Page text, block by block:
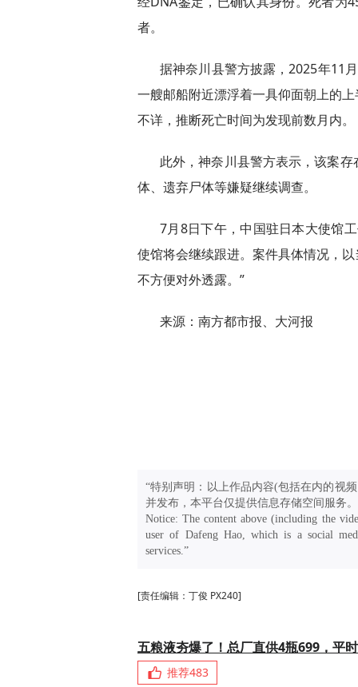
者。
据神奈川县警方披露，2025年11
一艘邮船附近漂浮着一具仰面朝上的
不详，推断死亡时间为发现前数月内。
此外，神奈川县警方表示，该案
体、遗弃尸体等嫌疑继续调查。
7月8日下午，中国驻日本大使馆
使馆将会继续跟进。案件具体情况，
不方便对外透露。”
来源：南方都市报、大河报
“特别声明：以上作品内容(包括在内的视
并发布，本平台仅提供信息存储空间服务。
Notice: The content above (including the
user of Dafeng Hao, which is a social
services.”
[责任编辑：丁俊 PX240]
五粮液夯爆了！总厂直供4瓶699，平
推荐483